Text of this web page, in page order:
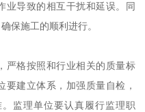
业导致的相互干扰和延误。同
保施工的顺利进行。
严格按照和行业相关的质量标
建立体系，加强质量自检，
监理单位要认真履行监理职